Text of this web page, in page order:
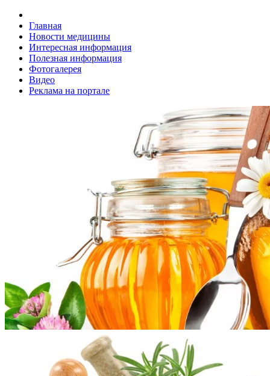
Главная
Новости медицины
Интересная информация
Полезная информация
Фотогалерея
Видео
Реклама на портале